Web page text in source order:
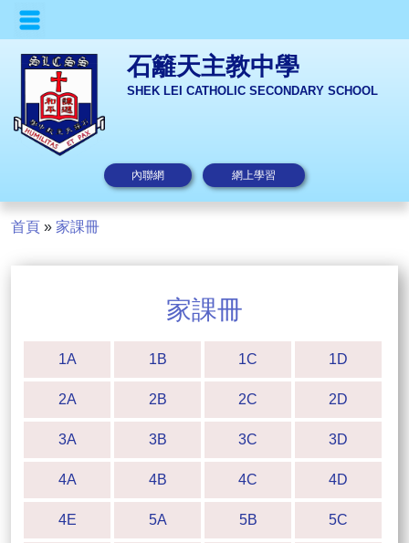
石籬天主教中學
SHEK LEI CATHOLIC SECONDARY SCHOOL
內聯網 網上學習
首頁 » 家課冊
家課冊
1A 1B 1C 1D
2A 2B 2C 2D
3A 3B 3C 3D
4A 4B 4C 4D
4E 5A 5B 5C